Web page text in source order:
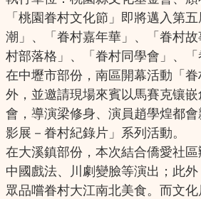
「桃園眷村文化節」即將邁入第
潮」、「眷村嘉年華」、「眷村
村部落格」、「眷村同學會」、
在中壢市部份，南區開幕活動「
外，並邀請現場來賓以馬賽克镶
會，導演梁修身、演員趙學煌都
影展－眷村紀錄片」系列活動。
在大溪鎮部份，本次結合僑愛社
中國戲法、川劇變臉等演出；此
眾品嚐眷村大江南北美食。而文